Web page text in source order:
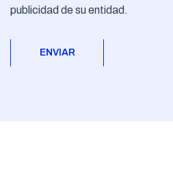
publicidad de su entidad.